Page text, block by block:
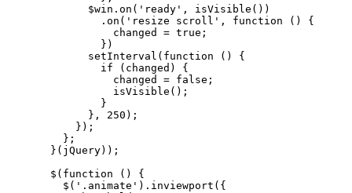
        $win.on('ready', isVisible())
          .on('resize scroll', function () {
            changed = true;
          })
        setInterval(function () {
          if (changed) {
            changed = false;
            isVisible();
          }
        }, 250);
      });
    };
  }(jQuery));
  $(function () {
    $('.animate').inviewport({